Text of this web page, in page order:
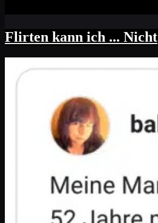
Flirten kann ich ... Nicht